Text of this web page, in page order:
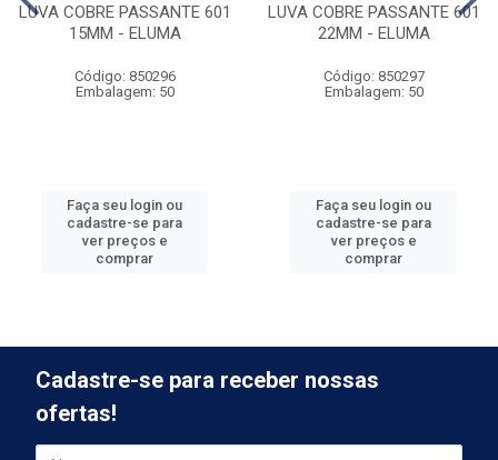
LUVA COBRE PASSANTE 601
15MM - ELUMA
Código: 850296
Embalagem: 50
Faça seu login ou
cadastre-se para
ver preços e
comprar
LUVA COBRE PASSANTE 601
22MM - ELUMA
Código: 850297
Embalagem: 50
Faça seu login ou
cadastre-se para
ver preços e
comprar
Cadastre-se para receber nossas
ofertas!